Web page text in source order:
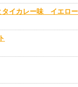
イカレー味 イエロー